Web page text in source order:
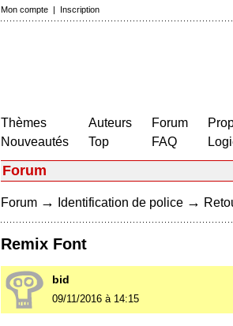
Mon compte | Inscription
Thèmes
Nouveautés
Auteurs
Top
Forum
FAQ
Forum
Forum → Identification de police →
Remix Font
bid
09/11/2016 à 14:15